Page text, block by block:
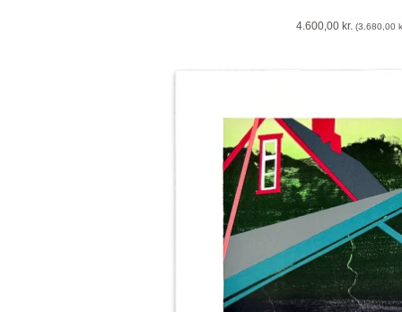
4.600,00 kr. (3.680,00